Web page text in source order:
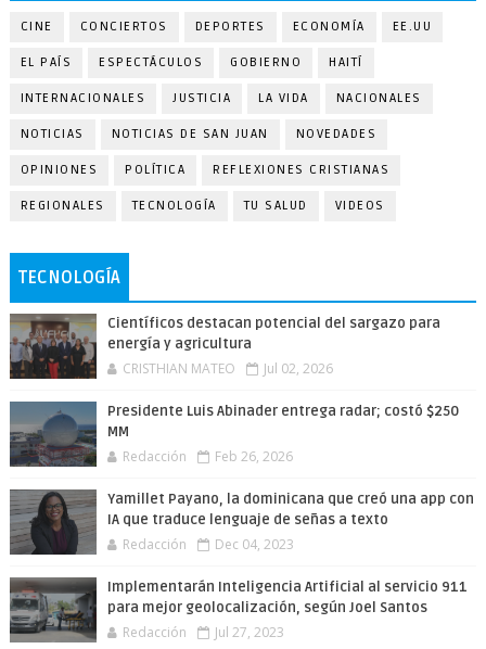
CINE CONCIERTOS DEPORTES ECONOMÍA EE.UU
EL PAÍS ESPECTÁCULOS GOBIERNO HAITÍ
INTERNACIONALES JUSTICIA LA VIDA NACIONALES
NOTICIAS NOTICIAS DE SAN JUAN NOVEDADES
OPINIONES POLÍTICA REFLEXIONES CRISTIANAS
REGIONALES TECNOLOGÍA TU SALUD VIDEOS
TECNOLOGÍA
Científicos destacan potencial del sargazo para
energía y agricultura
CRISTHIAN MATEO Jul 02, 2026
Presidente Luis Abinader entrega radar; costó $250
MM
Redacción Feb 26, 2026
Yamillet Payano, la dominicana que creó una app con
IA que traduce lenguaje de señas a texto
Redacción Dec 04, 2023
Implementarán Inteligencia Artificial al servicio 911
para mejor geolocalización, según Joel Santos
Redacción Jul 27, 2023